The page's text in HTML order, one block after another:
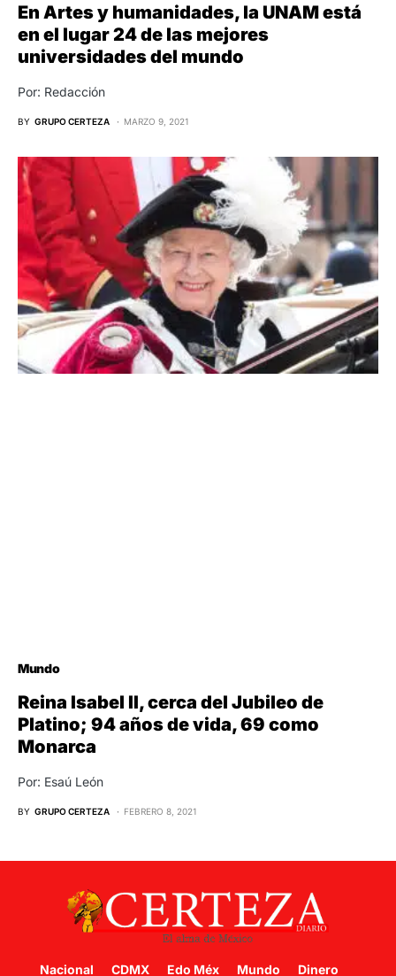
En Artes y humanidades, la UNAM está
en el lugar 24 de las mejores
universidades del mundo
Por: Redacción
BY GRUPO CERTEZA MARZO 9, 2021
Mundo
Reina Isabel II, cerca del Jubileo de
Platino; 94 años de vida, 69 como
Monarca
Por: Esaú León
BY GRUPO CERTEZA FEBRERO 8, 2021
Nacional CDMX Edo Méx Mundo Dinero